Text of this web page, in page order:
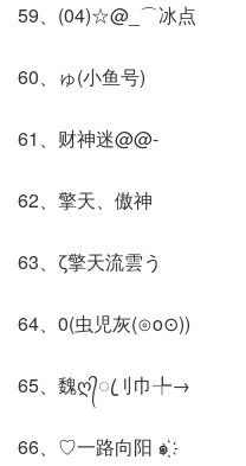
59、(04)☆@_⌒冰点
60、ゅ(小鱼号)
61、财神迷@@-
62、擎天、傲神
63、ζ擎天流雲う
64、0(虫児灰(⊙o⊙))
65、魏ღ᭄ꦿ刂巾╄→
66、♡一路向阳 ๑҉